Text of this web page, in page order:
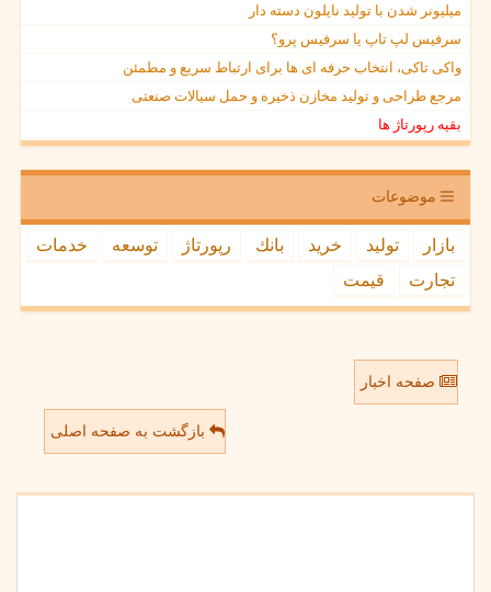
میلیونر شدن با تولید نایلون دسته دار
سرفیس لپ تاپ یا سرفیس پرو؟
واکی تاکی، انتخاب حرفه ای ها برای ارتباط سریع و مطمئن
مرجع طراحی و تولید مخازن ذخیره و حمل سیالات صنعتی
بقیه رپورتاژ ها
موضوعات
بازار تولید خرید بانك رپورتاژ توسعه
خدمات
تجارت
قیمت
صفحه اخبار
بازگشت به صفحه اصلی